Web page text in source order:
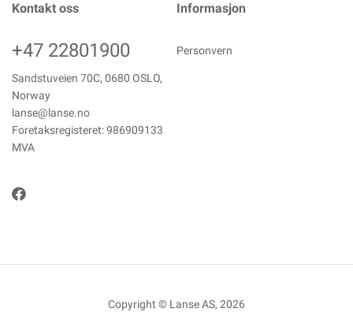
Kontakt oss
+47 22801900
Sandstuveien 70C, 0680 OSLO,
Norway
lanse@lanse.no
Foretaksregisteret: 986909133
MVA
Informasjon
Personvern
Copyright © Lanse AS, 2026